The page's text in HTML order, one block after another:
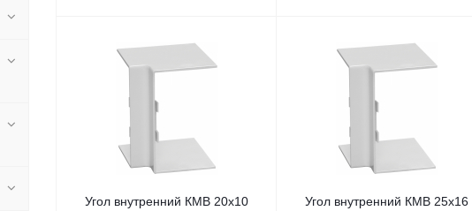
Угол внутренний КМВ 20х10
Угол внутренний КМВ 25х16